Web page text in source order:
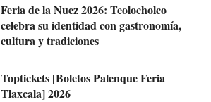
Feria de la Nuez 2026: Teolocholco
celebra su identidad con gastronomía,
cultura y tradiciones
Toptickets [Boletos Palenque Feria
Tlaxcala] 2026